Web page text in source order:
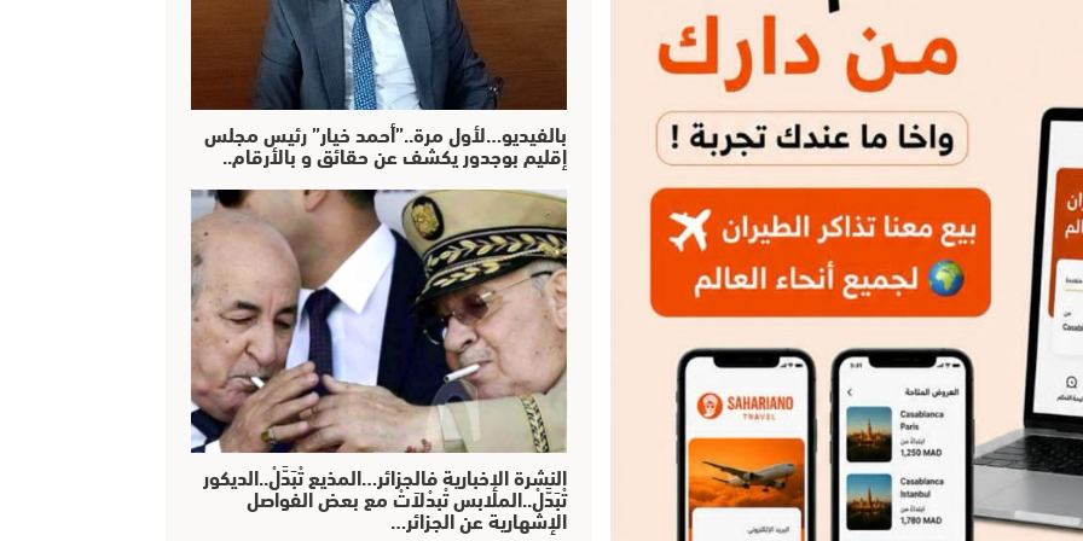
بالفيديو…لأول مرة..”أحمد خيار” رئيس مجلس
إقليم بوجدور يكشف عن حقائق و بالأرقام..
النشرة الإخبارية فالجزائر…المذيع تْبَدَّلْ..الديكور
تْبَدَّلْ..الملابس تْبدْلاَتْ مع بعض الفواصل
الإشهارية عن الجزائر…